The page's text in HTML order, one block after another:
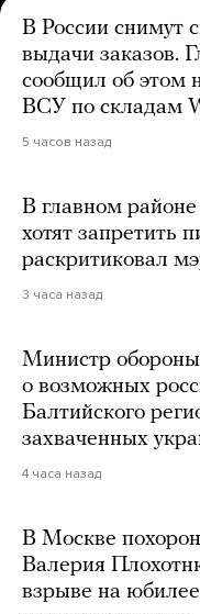
В России снимут
выдачи заказов.
сообщил об этом
ВСУ по складам
5 часов назад
В главном
хотят запретить
раскритиковал
3 часа назад
Министр
о возможных
Балтийского
захваченных
4 часа назад
В Москве
Валерия
взрыве на